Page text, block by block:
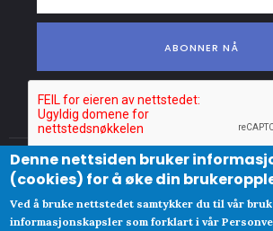
© Copyright
Clue Norge AS
​Org
Abonnementsvilkår
Personvernpolicy og
Denne nettsiden bruker
(cookies) for å øke din
Ved å bruke nettstedet samtykker du til vår bruk
informasjonskapsler som forklart i vår